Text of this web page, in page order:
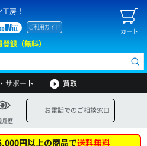
房！
カート
ご利用ガイド
録（無料）
サポート 買取
履歴
お電話でのご相談窓口
円以上の商品で送料無料